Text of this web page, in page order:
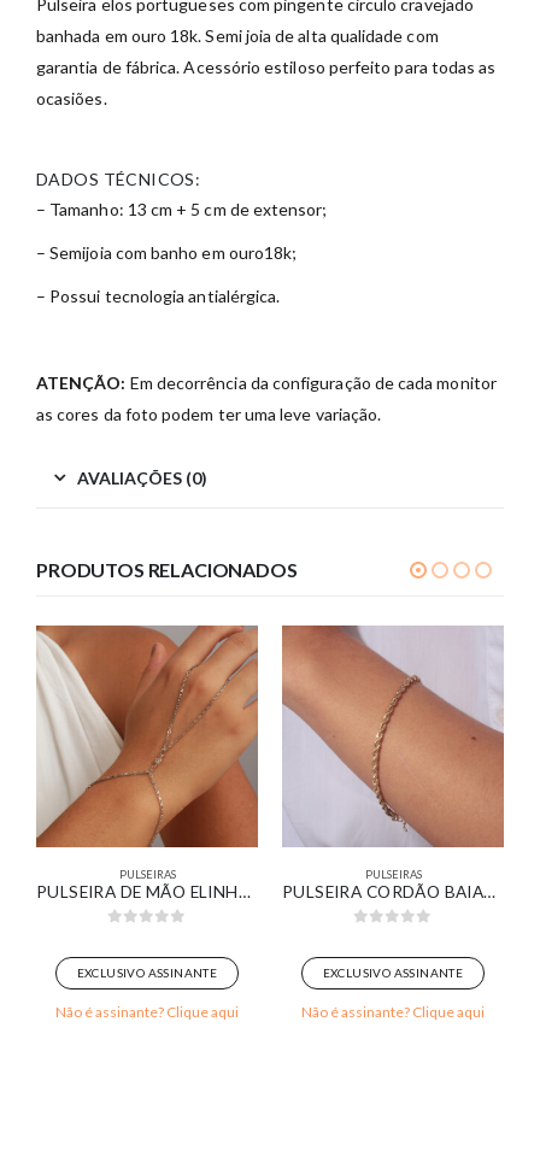
Pulseira elos portugueses com pingente circulo cravejado
banhada em ouro 18k.Semi joia de alta qualidade com
garantia de fábrica. Acessório estiloso perfeito para todas as
ocasiões.
DADOS TÉCNICOS:
– Tamanho: 13 cm + 5 cm de extensor;
– Semijoia com banho em ouro18k;
– Possui tecnologia antialérgica.
ATENÇÃO: Em decorrência da configuração de cada monitor
as cores da foto podem ter uma leve variação.
AVALIAÇÕES (0)
PRODUTOS RELACIONADOS
PULSEIRAS
PULSEIRA DE MÃO ELINHOS QUADRICULADOS BANHADO EM OURO BRANCO
EXCLUSIVO ASSINANTE
Não é assinante? Clique aqui
PULSEIRAS
PULSEIRA CORDÃO BAIANO BANHADA EM OURO 18K
EXCLUSIVO ASSINANTE
Não é assinante? Clique aqui